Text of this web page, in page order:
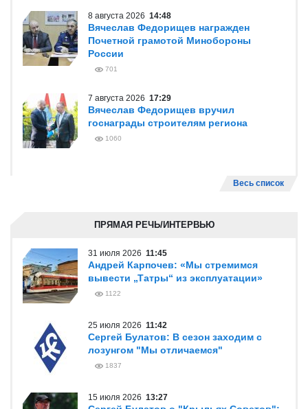
8 августа 2026 14:48
Вячеслав Федорищев награжден
Почетной грамотой Минобороны
России
701
7 августа 2026 17:29
Вячеслав Федорищев вручил
госнаграды строителям региона
1060
Весь список
ПРЯМАЯ РЕЧЬ/ИНТЕРВЬЮ
31 июля 2026 11:45
Андрей Карпочев: «Мы стремимся
вывести „Татры“ из эксплуатации»
1122
25 июля 2026 11:42
Сергей Булатов: В сезон заходим с
лозунгом "Мы отличаемся"
1837
15 июля 2026 13:27